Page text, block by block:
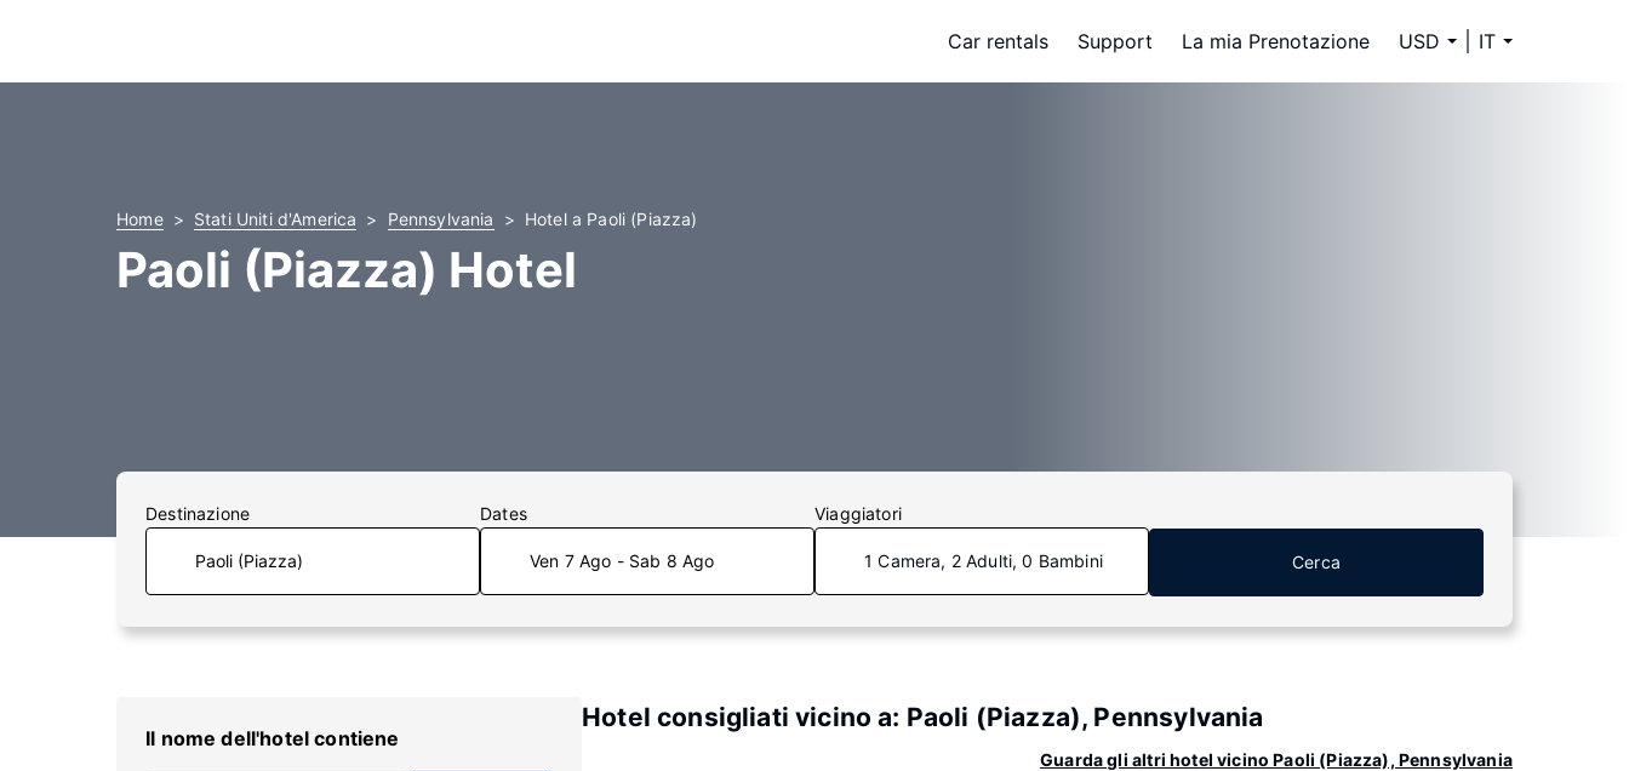
Car rentals Support La mia Prenotazione USD IT
Home Stati Uniti d'America Pennsylvania Hotel a Paoli (Piazza)
Paoli (Piazza) Hotel
Destinazione Dates
Ven 7 Ago - Sab 8 Ago
Viaggiatori
1 Camera, 2 Adulti, 0 Bambini Cerca
Il nome dell'hotel contiene
Hotel consigliati vicino a: Paoli (Piazza), Pennsylvania
Guarda gli altri hotel vicino Paoli (Piazza), Pennsylvania